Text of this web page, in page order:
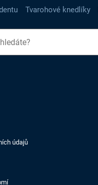
Tvarohové knedlíky
údajů